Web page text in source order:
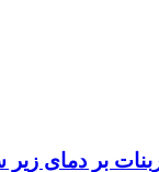
بر دمای